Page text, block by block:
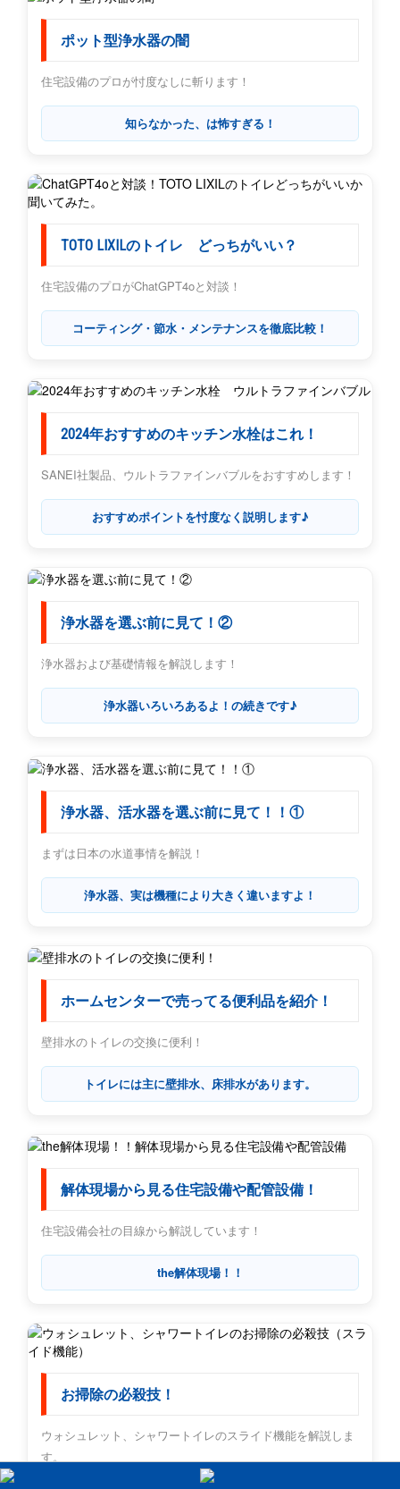
ポット型浄水器の闇
住宅設備のプロが忖度なしに斬ります！
知らなかった、は怖すぎる！
TOTO LIXILのトイレ どっちがいい？
住宅設備のプロがChatGPT4oと対談！
コーティング・節水・メンテナンスを徹底比較！
2024年おすすめのキッチン水栓はこれ！
SANEI社製品、ウルトラファインバブルをおすすめします！
おすすめポイントを忖度なく説明します♪
浄水器を選ぶ前に見て！②
浄水器および基礎情報を解説します！
浄水器いろいろあるよ！の続きです♪
浄水器、活水器を選ぶ前に見て！！①
まずは日本の水道事情を解説！
浄水器、実は機種により大きく違いますよ！
ホームセンターで売ってる便利品を紹介！
壁排水のトイレの交換に便利！
トイレには主に壁排水、床排水があります。
解体現場から見る住宅設備や配管設備！
住宅設備会社の目線から解説しています！
the解体現場！！
お掃除の必殺技！
ウォシュレット、シャワートイレのスライド機能を解説しま
す。